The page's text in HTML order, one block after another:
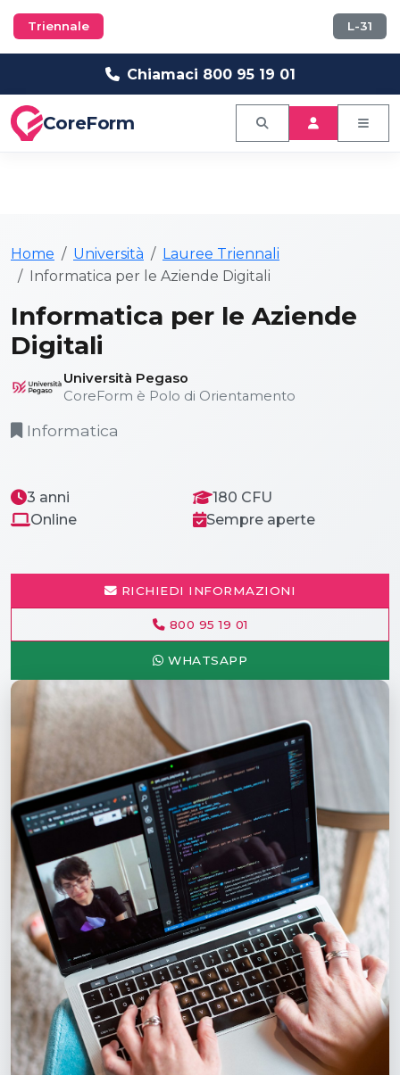
Chiamaci 800 95 19 01
CoreForm
Home Università
Lauree Triennali
Informatica per le Aziende Digitali
Triennale L-31
Informatica per le Aziende
Digitali
Università Pegaso
CoreForm è Polo di Orientamento
Informatica
3 anni
180 CFU
Online
Sempre aperte
RICHIEDI INFORMAZIONI
800 95 19 01
WHATSAPP